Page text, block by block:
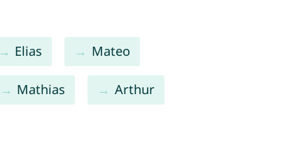
Elias Mateo
Mathias Arthur